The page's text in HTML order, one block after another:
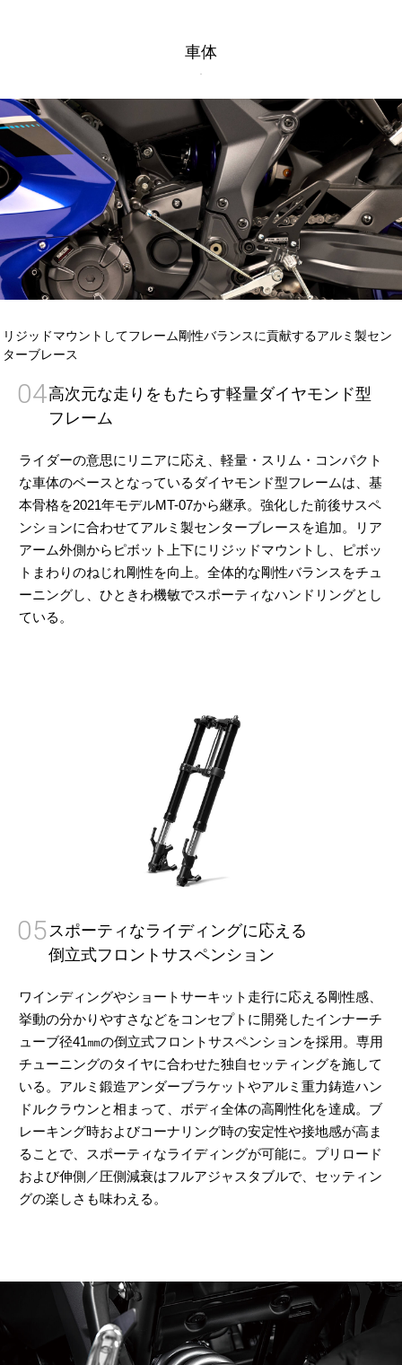
車体
リジッドマウントしてフレーム剛性バランスに貢献するアルミ製セン
ターブレース
04高次元な走りをもたらす軽量ダイヤモンド型
フレーム
ライダーの意思にリニアに応え、軽量・スリム・コンパクト
な車体のベースとなっているダイヤモンド型フレームは、基
本骨格を2021年モデルMT-07から継承。強化した前後サスペ
ンションに合わせてアルミ製センターブレースを追加。リア
アーム外側からピボット上下にリジッドマウントし、ピボッ
トまわりのねじれ剛性を向上。全体的な剛性バランスをチュ
ーニングし、ひときわ機敏でスポーティなハンドリングとし
ている。
05スポーティなライディングに応える
倒立式フロントサスペンション
ワインディングやショートサーキット走行に応える剛性感、
挙動の分かりやすさなどをコンセプトに開発したインナーチ
ューブ径41㎜の倒立式フロントサスペンションを採用。専用
チューニングのタイヤに合わせた独自セッティングを施して
いる。アルミ鍛造アンダーブラケットやアルミ重力鋳造ハン
ドルクラウンと相まって、ボディ全体の高剛性化を達成。ブ
レーキング時およびコーナリング時の安定性や接地感が高ま
ることで、スポーティなライディングが可能に。プリロード
および伸側／圧側減衰はフルアジャスタブルで、セッティン
グの楽しさも味わえる。